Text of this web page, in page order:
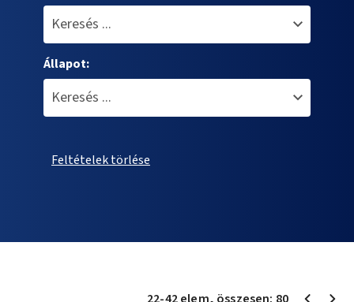
Állapot:
Feltételek törlése